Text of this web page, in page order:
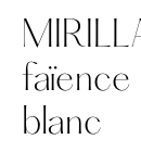
blanc